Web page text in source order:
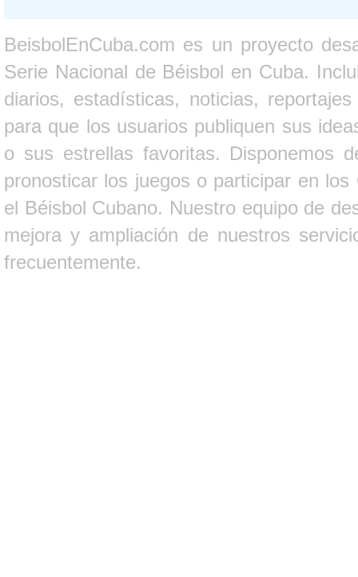
BeisbolEnCuba.com es un proyecto
Serie Nacional de Béisbol en Cuba.
diarios, estadísticas, noticias,
para que los usuarios publiquen sus
o sus estrellas favoritas. Disponemos
pronosticar los juegos o participar en
el Béisbol Cubano. Nuestro equipo de
mejora y ampliación de nuestros
frecuentemente.